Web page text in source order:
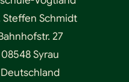
Steffen Schmidt
27
08548 Syrau
Deutschland